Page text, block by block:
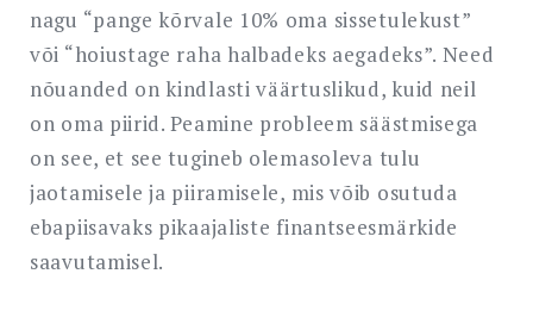
nagu “pange kõrvale 10% oma sissetulekust”
või “hoiustage raha halbadeks aegadeks”. Need
nõuanded on kindlasti väärtuslikud, kuid neil
on oma piirid. Peamine probleem säästmisega
on see, et see tugineb olemasoleva tulu
jaotamisele ja piiramisele, mis võib osutuda
ebapiisavaks pikaajaliste finantseesmärkide
saavutamisel.